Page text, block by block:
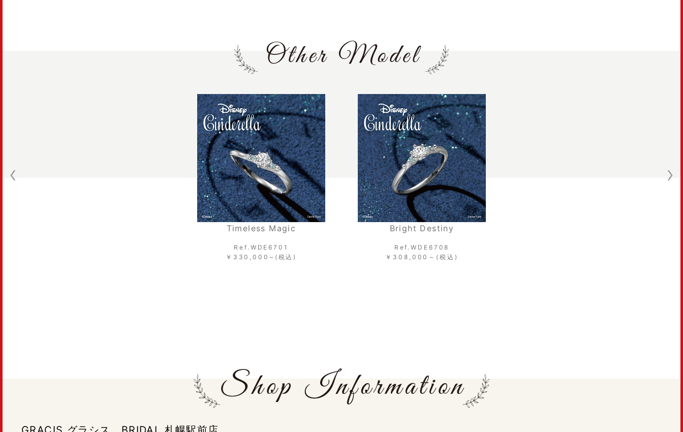
Bright Destiny
Ref.WDE6708
￥308,000～(税込)
Timeless Magic
Ref.WDE6701
￥330,000~(税込)